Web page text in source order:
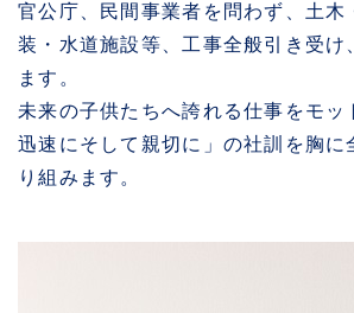
官公庁、民間事業者を問わず、土木
装・水道施設等、工事全般引き受け
ます。
未来の子供たちへ誇れる仕事をモッ
迅速にそして親切に」の社訓を胸に
り組みます。